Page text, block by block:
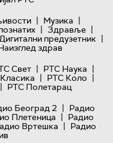
| Музика |
| Здравље |
предузетник |
здрав
Свет | РТС Наука |
| РТС Коло |
| РТС Полетарац
Београд 2 | Радио
Плетеница | Радио
Вртешка | Радио